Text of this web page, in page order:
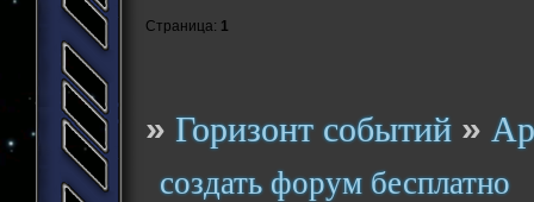
Страница: 1
»Горизонт событий »
создать форум бесплатно